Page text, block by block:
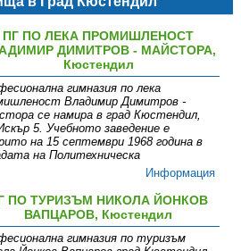
ПГ ПО ЛЕКА ПРОМИШЛЕНОСТ
ДИМИТРОВ - МАЙСТОРА,
Кюстендил
гимназия по лека
Владимир Димитров -
се намира в град Кюстендил,
5. Учебното заведениe е
на 15 септември 1968 година в
на Политехническа
Информация
ПО ТУРИЗЪМ НИКОЛА ЙОНКОВ
ВАПЦАРОВ, Кюстендил
гимназия по туризъм